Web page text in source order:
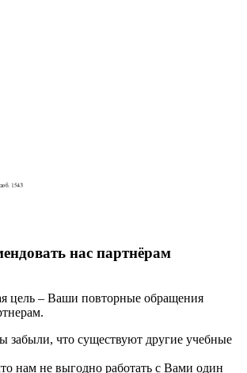
нас партнёрам
цель – Ваши повторные обращения
что существуют другие учебные
нам не выгодно работать с Вами один